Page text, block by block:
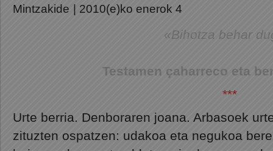
Mintzakide | 2010(e)ko enerok 4
«Bihotza behar
Testamen çaharreco eta
***
Urte berria. Denboraren joana. Arbasoek
zituzten ospatzen: udakoa eta negukoa